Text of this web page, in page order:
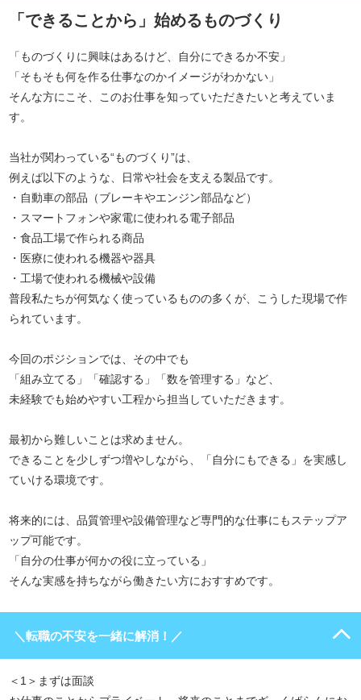
「できることから」始めるものづくり
「ものづくりに興味はあるけど、自分にできるか不安」
「そもそも何を作る仕事なのかイメージがわかない」
そんな方にこそ、このお仕事を知っていただきたいと考えていま
す。
当社が関わっている“ものづくり”は、
例えば以下のような、日常や社会を支える製品です。
・自動車の部品（ブレーキやエンジン部品など）
・スマートフォンや家電に使われる電子部品
・食品工場で作られる商品
・医療に使われる機器や器具
・工場で使われる機械や設備
普段私たちが何気なく使っているものの多くが、こうした現場で作
られています。
今回のポジションでは、その中でも
「組み立てる」「確認する」「数を管理する」など、
未経験でも始めやすい工程から担当していただきます。
最初から難しいことは求めません。
できることを少しずつ増やしながら、「自分にもできる」を実感し
ていける環境です。
将来的には、品質管理や設備管理など専門的な仕事にもステップア
ップ可能です。
「自分の仕事が何かの役に立っている」
そんな実感を持ちながら働きたい方におすすめです。
＼転職の不安を一緒に解消！／
＜1＞まずは面談